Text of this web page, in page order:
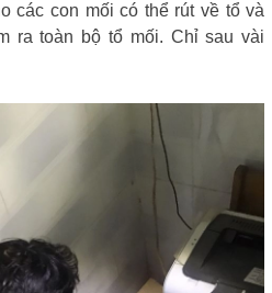
các con mối có thể rút về tổ và
ra toàn bộ tổ mối. Chỉ sau vài